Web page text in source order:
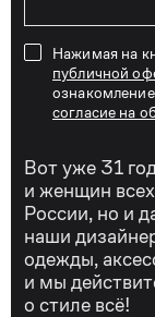
Нажимая на
публичной
согласие на
Вот уже 31
и женщин
России, но и
наши
одежды,
и мы
о стиле всё!